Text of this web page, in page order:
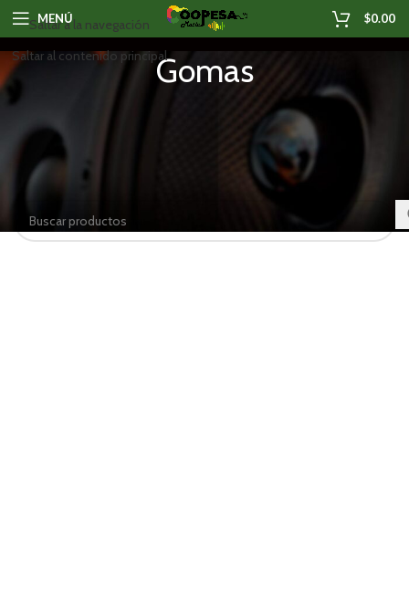
Saltar a la navegación
Saltar al contenido principal
MENÚ $0.00
Gomas
No se han encontrado productos que coincidan con tu